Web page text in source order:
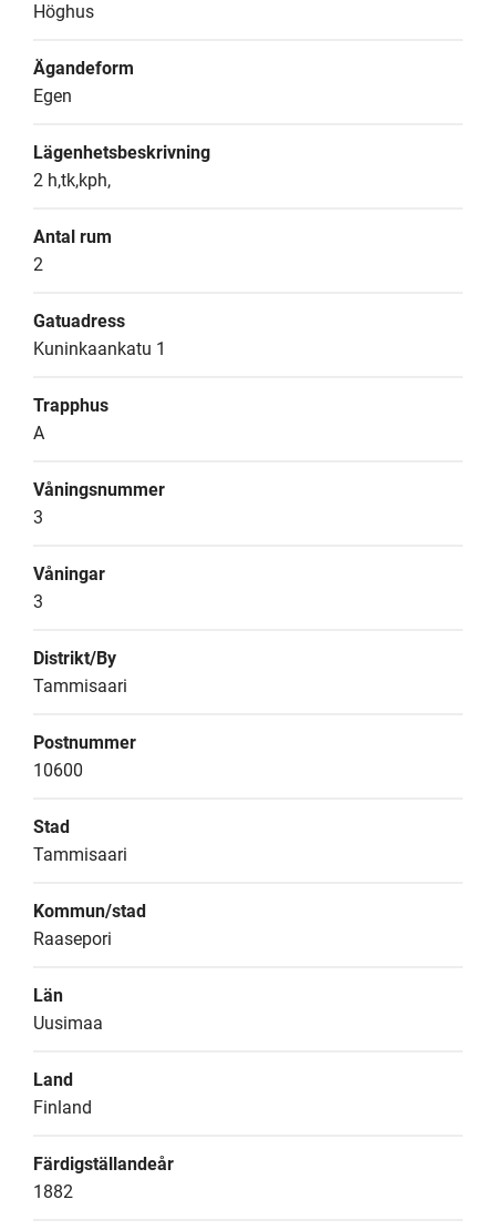
Höghus
Ägandeform
Egen
Lägenhetsbeskrivning
2 h,tk,kph,
Antal rum
2
Gatuadress
Kuninkaankatu 1
Trapphus
A
Våningsnummer
3
Våningar
3
Distrikt/By
Tammisaari
Postnummer
10600
Stad
Tammisaari
Kommun/stad
Raasepori
Län
Uusimaa
Land
Finland
Färdigställandeår
1882